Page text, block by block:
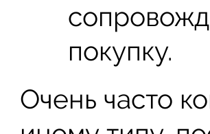
покупку.
Очень часто